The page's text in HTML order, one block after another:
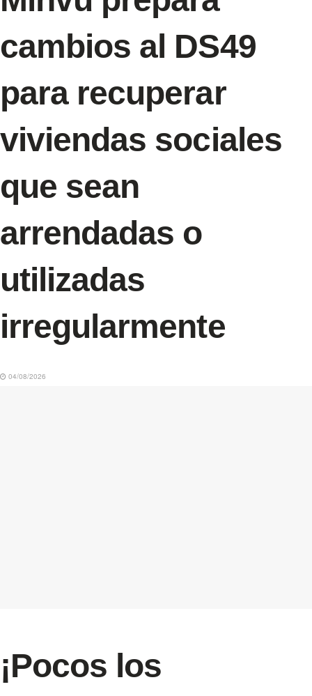
cambios al DS49
para recuperar
viviendas sociales
que sean
arrendadas o
utilizadas
irregularmente
04/08/2026
¡Pocos los